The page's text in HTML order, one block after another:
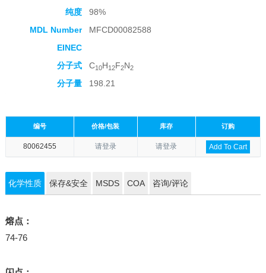
纯度
98%
MDL Number
MFCD00082588
EINEC
分子式
C10H12F2N2
分子量 198.21
编号 价格/包装 库存 订购
80062455 请登录 请登录 Add To Cart
化学性质 保存&安全 MSDS COA 咨询/评论
熔点：
74-76